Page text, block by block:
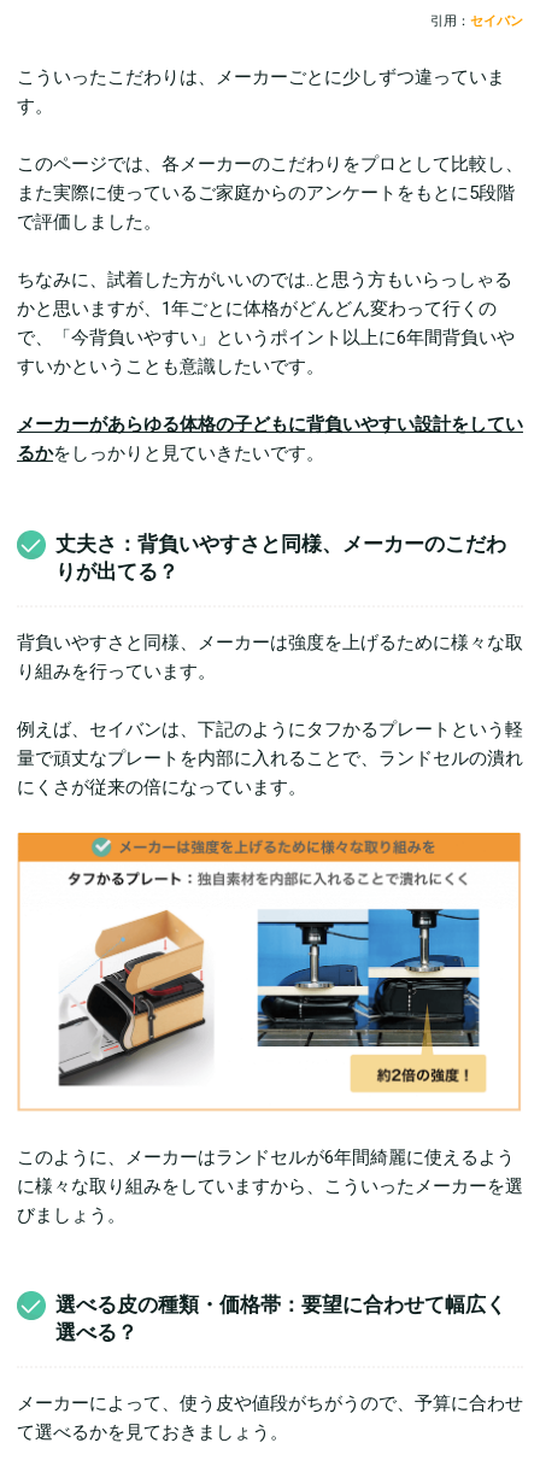
引用： セイバン
こういったこだわりは、メーカーごとに少しずつ違っていま
す。
このページでは、各メーカーのこだわりをプロとして比較し、
また実際に使っているご家庭からのアンケートをもとに5段階
で評価しました。
ちなみに、試着した方がいいのでは..と思う方もいらっしゃる
かと思いますが、1年ごとに体格がどんどん変わって行くの
で、「今背負いやすい」というポイント以上に6年間背負いや
すいかということも意識したいです。
メーカーがあらゆる体格の子どもに背負いやすい設計をしてい
るかをしっかりと見ていきたいです。
丈夫さ：背負いやすさと同様、メーカーのこだわ
りが出てる？
背負いやすさと同様、メーカーは強度を上げるために様々な取
り組みを行っています。
例えば、セイバンは、下記のようにタフかるプレートという軽
量で頑丈なプレートを内部に入れることで、ランドセルの潰れ
にくさが従来の倍になっています。
このように、メーカーはランドセルが6年間綺麗に使えるよう
に様々な取り組みをしていますから、こういったメーカーを選
びましょう。
選べる皮の種類・価格帯：要望に合わせて幅広く
選べる？
メーカーによって、使う皮や値段がちがうので、予算に合わせ
て選べるかを見ておきましょう。